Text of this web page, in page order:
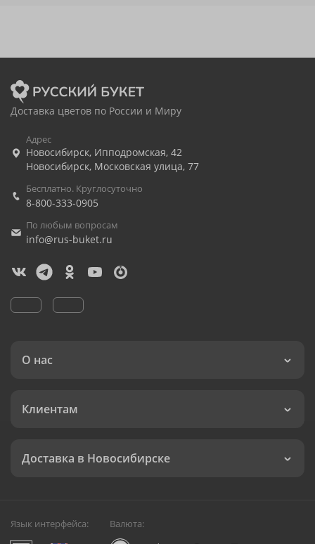
Доставка цветов по России и Миру
Адрес
Новосибирск, Ипподромская, 42
Новосибирск, Московская улица, 77
Бесплатно. Круглосуточно
8-800-333-0905
По любым вопросам
info@rus-buket.ru
О нас
Клиентам
Доставка в Новосибирске
Язык интерфейса: Валюта: